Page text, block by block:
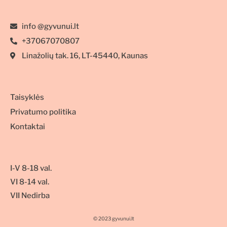
info @gyvunui.lt
+37067070807
Linažolių tak. 16, LT-45440, Kaunas
Taisyklės
Privatumo politika
Kontaktai
I-V 8-18 val.
VI 8-14 val.
VII Nedirba
© 2023 gyvunui.lt